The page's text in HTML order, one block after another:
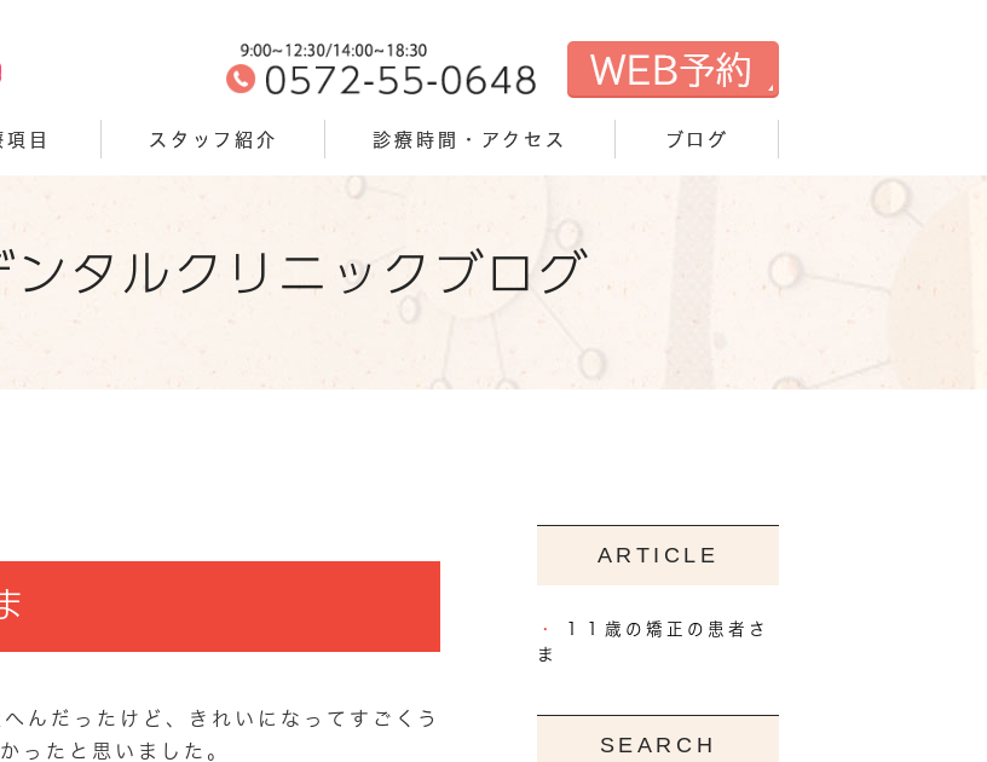
目 スタッフ紹介 診療時間・アクセス ブログ
ンタルクリニックブログ
んだったけど、きれいになってすごくう
ったと思いました。
ARTICLE
１１歳の矯正の患者さ
ま
SEARCH